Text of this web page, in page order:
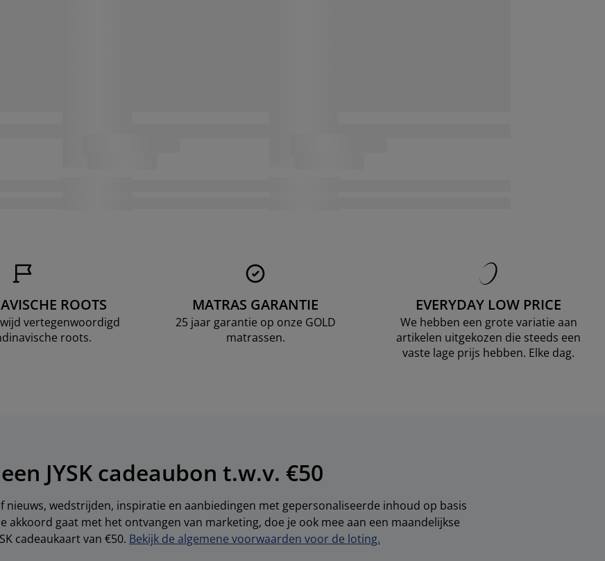
ROOTS
vertegenwoordigd
roots.
MATRAS GARANTIE
25 jaar garantie op onze GOLD
matrassen.
EVERYDAY LOW PRICE
We hebben een grote variatie aan
artikelen uitgekozen die steeds een
vaste lage prijs hebben. Elke dag.
JYSK cadeaubon t.w.v. €50
nieuws, wedstrijden, inspiratie en aanbiedingen met gepersonaliseerde inhoud op basis
akkoord gaat met het ontvangen van marketing, doe je ook mee aan een maandelijkse
cadeaukaart van €50. Bekijk de algemene voorwaarden voor de loting.